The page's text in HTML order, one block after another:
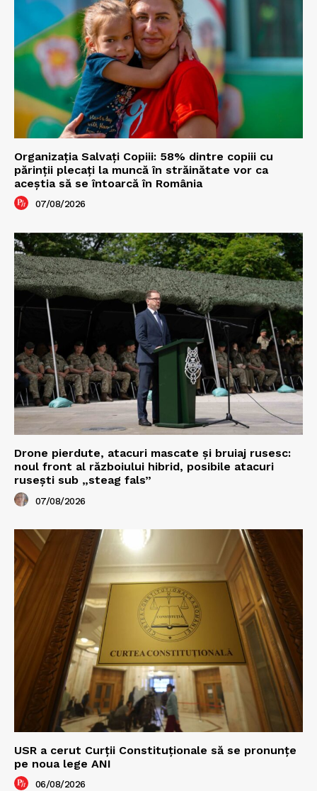
Organizația Salvați Copiii: 58% dintre copiii cu
părinții plecați la muncă în străinătate vor ca
aceștia să se întoarcă în România
07/08/2026
Drone pierdute, atacuri mascate și bruiaj rusesc:
noul front al războiului hibrid, posibile atacuri
rusești sub „steag fals”
07/08/2026
USR a cerut Curții Constituționale să se pronunțe
pe noua lege ANI
06/08/2026